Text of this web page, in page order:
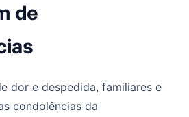
de
dor e despedida, familiares e
condolências da